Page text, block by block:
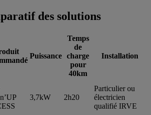
des solutions
Puissance
Temps
de
charge
pour
40km
Installation
3,7kW 2h20
Particulier ou
électricien
qualifié IRVE